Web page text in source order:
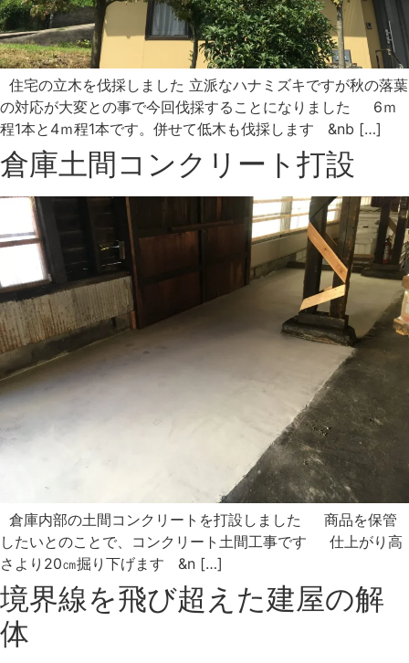
住宅の立木を伐採しました 立派なハナミズキですが秋の落葉
の対応が大変との事で今回伐採することになりました 6ｍ
程1本と4ｍ程1本です。併せて低木も伐採します &nb […]
倉庫土間コンクリート打設
倉庫内部の土間コンクリートを打設しました 商品を保管
したいとのことで、コンクリート土間工事です 仕上がり高
さより20㎝掘り下げます &n […]
境界線を飛び超えた建屋の解
体